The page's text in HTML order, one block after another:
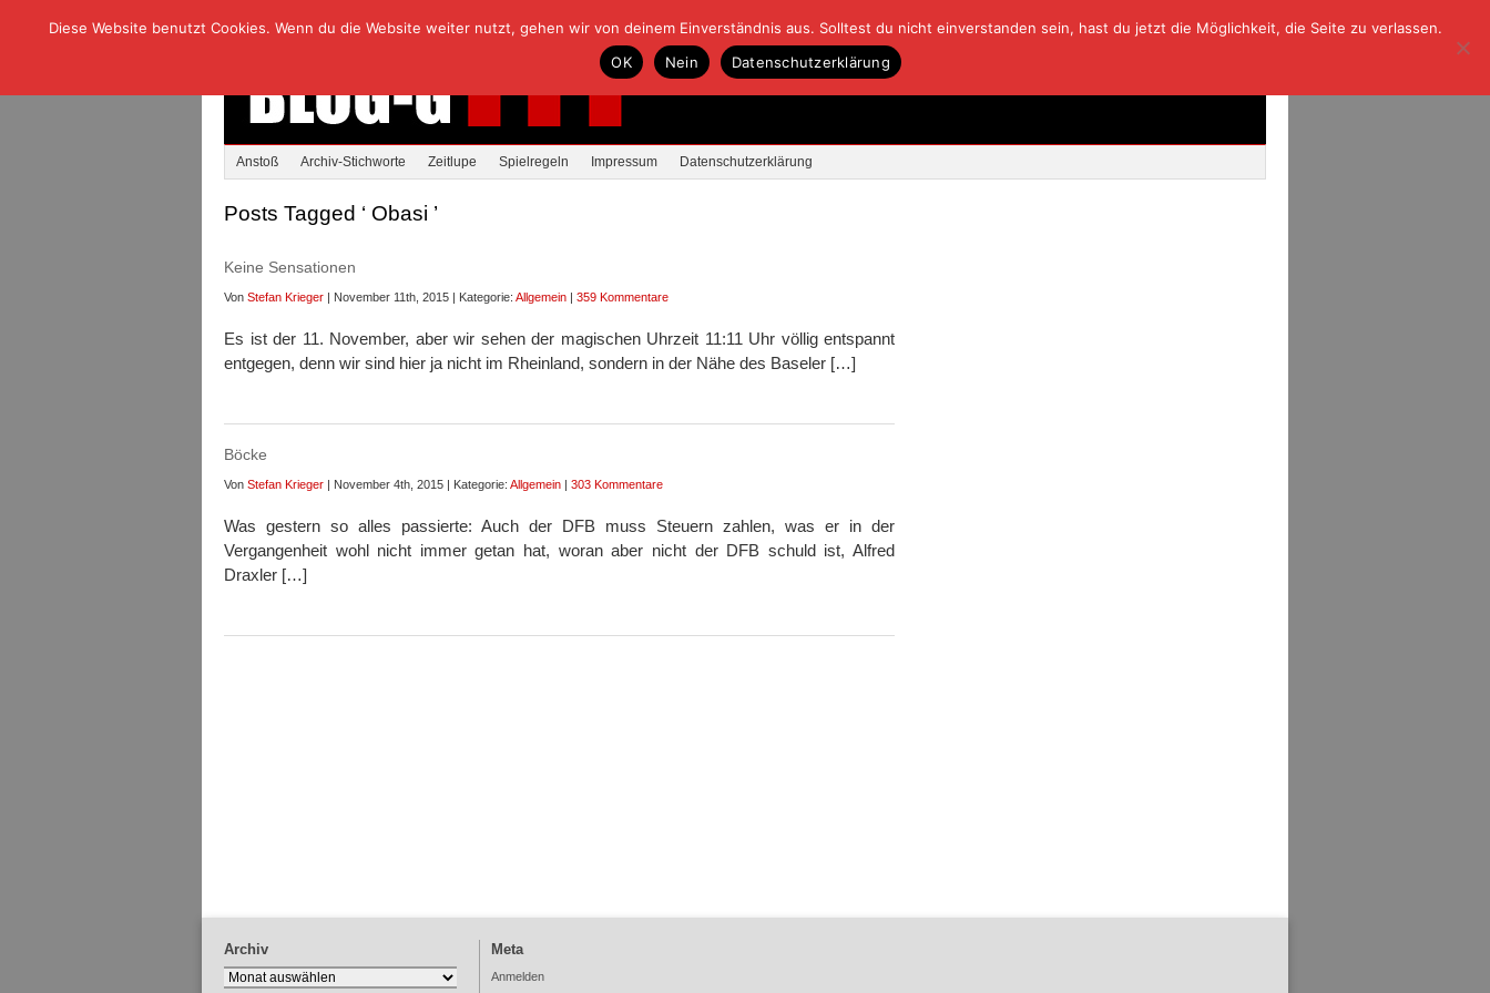
Anstoß Archiv-Stichworte Zeitlupe Spielregeln Impressum Datenschutzerklärung
Posts Tagged ‘ Obasi ’
Keine Sensationen
Von Stefan Krieger | November 11th, 2015 | Kategorie: Allgemein | 359 Kommentare
Es ist der 11. November, aber wir sehen der magischen Uhrzeit 11:11 Uhr völlig entspannt
entgegen, denn wir sind hier ja nicht im Rheinland, sondern in der Nähe des Baseler […]
Böcke
Von Stefan Krieger | November 4th, 2015 | Kategorie: Allgemein | 303 Kommentare
Was gestern so alles passierte: Auch der DFB muss Steuern zahlen, was er in der
Vergangenheit wohl nicht immer getan hat, woran aber nicht der DFB schuld ist, Alfred
Draxler […]
Archiv
Archiv
Meta
Anmelden
Diese Website benutzt Cookies. Wenn du die Website weiter nutzt, gehen wir von deinem Einverständnis aus. Solltest du nicht einverstanden sein, hast du jetzt die Möglichkeit, die Seite zu verlassen.
OK
Nein Datenschutzerklärung